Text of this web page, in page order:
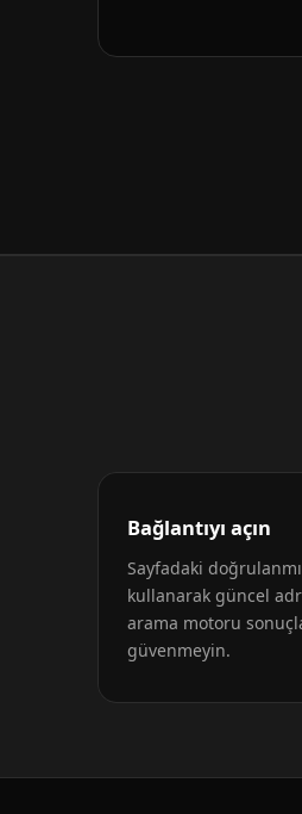
Bağlantıyı açın
Sayfadaki
kullanarak güncel
arama motoru
güvenmeyin.